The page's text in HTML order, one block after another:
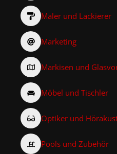
Maler und Lackierer
Marketing
Markisen und
Möbel und Tischler
Optiker und
Pools und Zubehör